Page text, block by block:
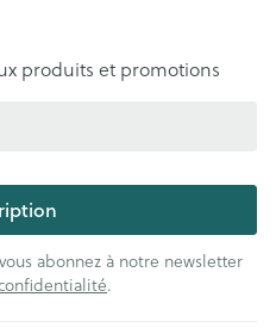
produits et promotions
abonnez à notre newsletter
.